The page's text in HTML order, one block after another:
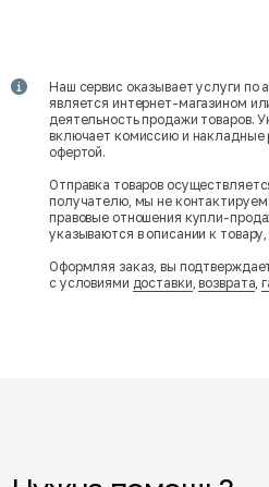
Наш сервис оказывает услуги по
является интернет-магазином
деятельность продажи товаров.
включает комиссию и
офертой.
Отправка товаров
получателю, мы не контактируем
правовые отношения купли-
указываются в описании к
Оформляя заказ, вы
с условиями доставки,возврата,